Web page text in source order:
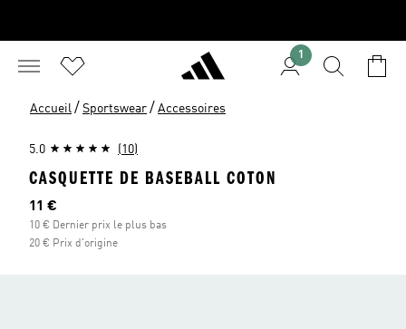
1
Accueil / Sportswear / Accessoires
5.0 (10)
CASQUETTE DE BASEBALL COTON
Prix actuel
11 €
10 € Dernier prix le plus bas
20 € Prix d'origine